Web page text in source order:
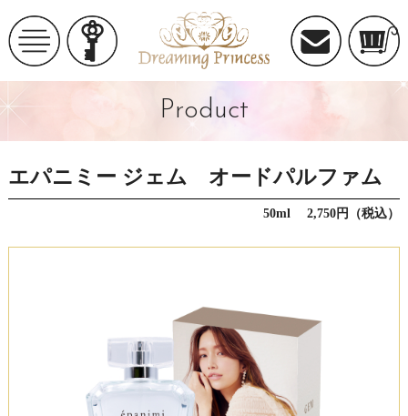
Product
エパニミー ジェム オードパルファム
50ml 2,750円（税込）